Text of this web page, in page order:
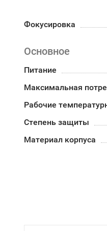
Фокусировка
Основное
Питание
Максимальная
Рабочие
Степень защиты
Материал корпуса